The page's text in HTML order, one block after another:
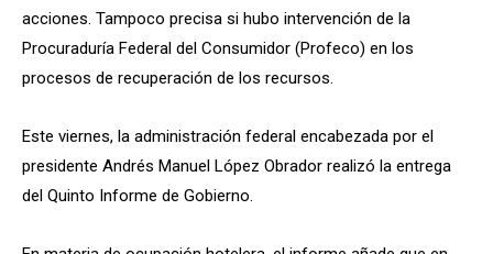
acciones. Tampoco precisa si hubo intervención de la
Procuraduría Federal del Consumidor (Profeco) en los
procesos de recuperación de los recursos.
Este viernes, la administración federal encabezada por el
presidente Andrés Manuel López Obrador realizó la entrega
del Quinto Informe de Gobierno.